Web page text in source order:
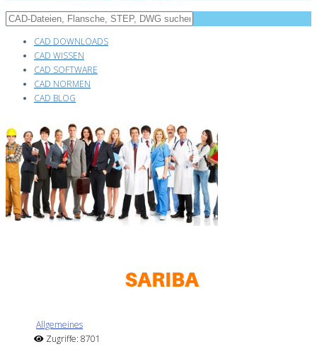
CAD DOWNLOADS
CAD WISSEN
CAD SOFTWARE
CAD NORMEN
CAD BLOG
Allgemeines
Zugriffe: 8701